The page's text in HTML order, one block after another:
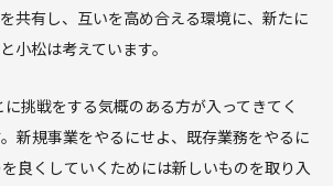
共有し、互いを高め合える環境に、新たに
小松は考えています。
挑戦をする気概のある方が入ってきてく
新規事業をやるにせよ、既存業務をやるに
良くしていくためには新しいものを取り入